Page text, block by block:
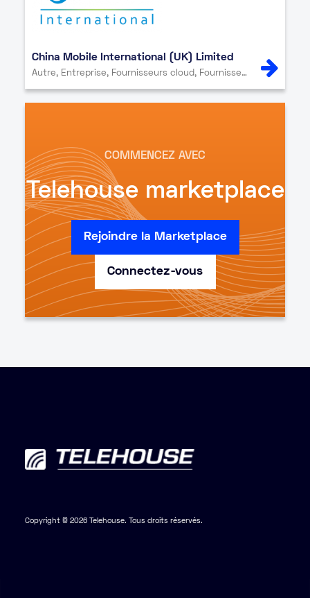
China Mobile International (UK) Limited
Autre, Entreprise, Fournisseurs cloud, Fournisseurs de contenu et de médias, Fournisseurs de réseau, Point d’échange Internet, Sécurité, Service informatique
COMMENCEZ AVEC
Telehouse marketplace
Rejoindre la Marketplace
Connectez-vous
Copyright © 2026 Telehouse. Tous droits réservés.